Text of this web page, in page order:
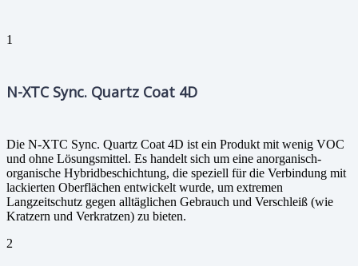
1
N-XTC Sync. Quartz Coat 4D
Die N-XTC Sync. Quartz Coat 4D ist ein Produkt mit wenig VOC
und ohne Lösungsmittel. Es handelt sich um eine anorganisch-
organische Hybridbeschichtung, die speziell für die Verbindung mit
lackierten Oberflächen entwickelt wurde, um extremen
Langzeitschutz gegen alltäglichen Gebrauch und Verschleiß (wie
Kratzern und Verkratzen) zu bieten.
2